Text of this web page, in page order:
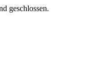
geschlossen.